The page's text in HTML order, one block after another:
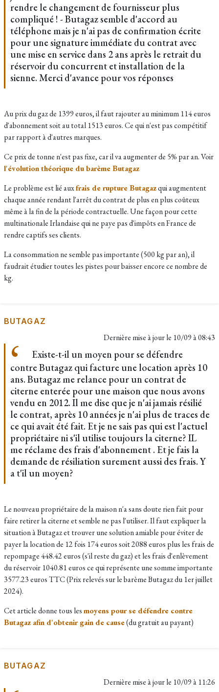
rendre le changement de fournisseur plus
compliqué ! - Butagaz semble d'accord au
téléphone mais je n'ai pas de confirmation écrite
pour une signature immédiate du contrat avec
une mise en service dans 2 ans après le retrait du
réservoir du concurrent et installation de la
sienne. Merci d'avance pour vos réponses
Au prix du gaz de 1399 euros, il faut rajouter au minimum 114 euros
d'abonnement soit au total 1513 euros. Ce qui n'est pas compétitif
par rapport à d'autres marques.
Ce prix de tonne n'est pas fixe, car il va augmenter de 5% par an. Voir
l'évolution théorique du barème Butagaz
Le problème est lié auxfrais de rupture Butagazqui augmentent
chaque année rendant l'arrêt du contrat de plus en plus coûteux
même à la fin de la période contractuelle. Une façon pour cette
multinationale Irlandaise qui ne paye pas d'impôts en France de
rendre captifs ses clients.
La consommation ne semble pas importante (500 kg par an), il
faudrait étudier toutes les pistes pour baisser encore ce nombre de
kg.
BUTAGAZ
Dernière mise à jour le 10/09 à 08:43
Existe-t-il un moyen pour se défendre
contre Butagaz qui facture une location après 10
ans. Butagaz me relance pour un contrat de
citerne enterée pour une maison que nous avons
vendu en 2012. Il me dise que je n'ai jamais résilié
le contrat, après 10 années je n'ai plus de traces de
ce qui avait été fait. Et je ne sais pas qui est l'actuel
propriétaire ni s'il utilise toujours la citerne? IL
me réclame des frais d'abonnement . Et je fais la
demande de résiliation surement aussi des frais. Y
a t'il un moyen?
Le nouveau propriétaire de la maison n'a sans doute rien fait pour
faire retirer la citerne et semble ne pas l'utiliser. Il faut expliquer la
situation à Butagaz et trouver une solution amiable pour éviter de
payer la location de 12 fois 174 euros soit 2088 euros plus les frais de
repompage 448.42 euros (s'il reste du gaz) et les frais d'enlèvement
du réservoir 1040.81 euros ce qui représente une somme importante
3577.23 euros TTC (Prix relevés sur le barème Butagaz du 1er juillet
2024).
Cet article donne tous lesmoyens pour se défendre contre
Butagaz afin d'obtenir gain de cause(du gratuit au payant)
BUTAGAZ
Dernière mise à jour le 10/09 à 11:26